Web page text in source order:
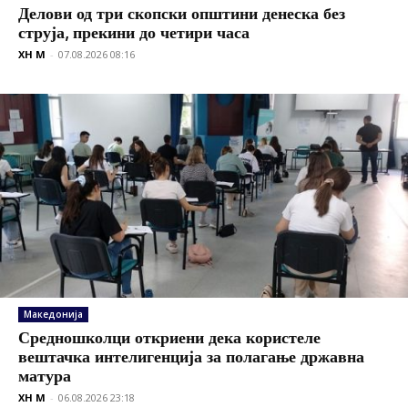
Делови од три скопски општини денеска без
струја, прекини до четири часа
XH M - 07.08.2026 08:16
Македонија
Средношколци откриени дека користеле
вештачка интелигенција за полагање државна
матура
XH M - 06.08.2026 23:18